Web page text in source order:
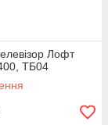
Лофт
ТБ04